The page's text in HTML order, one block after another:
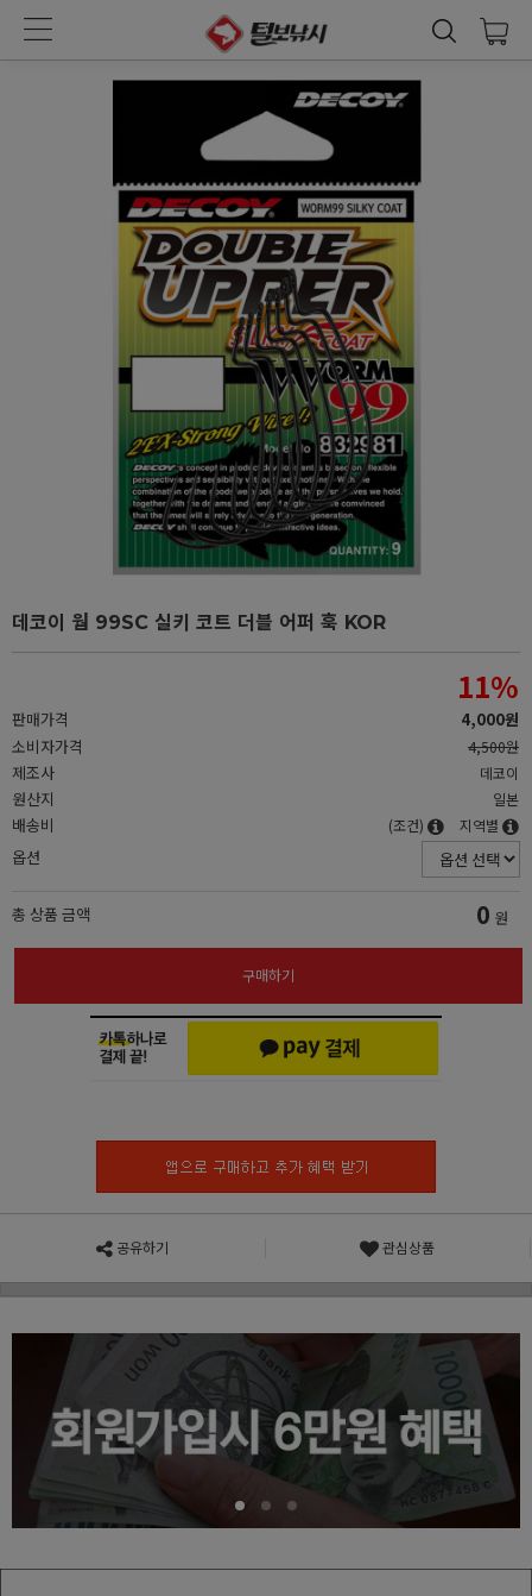
데코이 웜 99SC 실키 코트 더블 어퍼 훅 KOR
판매가격
11%
4,000원
소비자가격
4,500원
제조사 데코이
원산지 일본
배송비 (조건) 지역별
옵션
총 상품 금액 0 원
구매하기
공유하기 관심상품